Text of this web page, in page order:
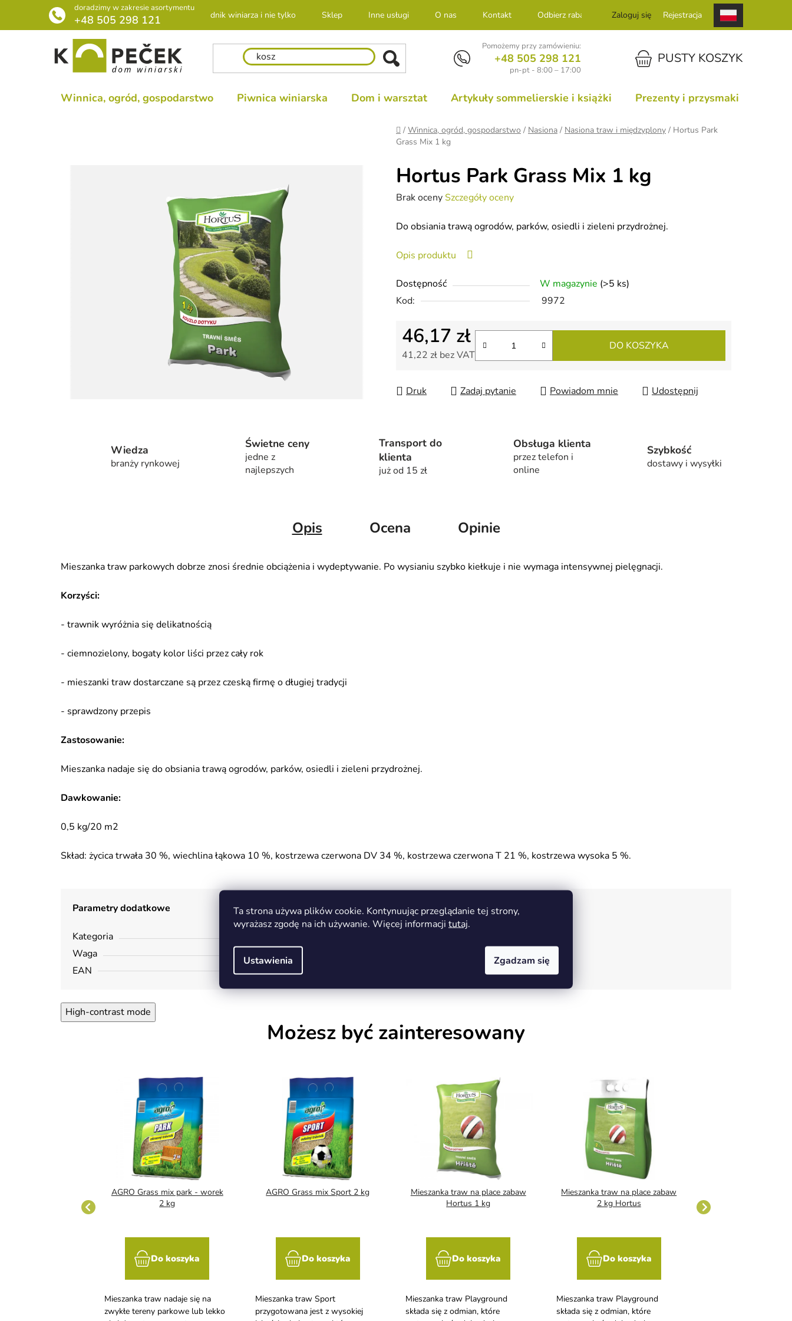
Ta strona używa plików cookie. Kontynuując przeglądanie tej strony,
wyrażasz zgodę na ich używanie. Więcej informacji tutaj.
Ustawienia Zgadzam się
treści
doradzimy w zakresie asortymentu
+48 505 298 121 Poradnik winiarza i nie tylko Sklep Inne usługi O nas Kontakt Odbierz rabat Zaloguj się Rejestracja
Pomożemy przy zamówieniu:
+48 505 298 121
pn-pt - 8:00 – 17:00
KOSZYKPUSTY KOSZYK
Winnica, ogród, gospodarstwo Piwnica winiarska Dom i warsztat Artykuły sommelierskie i książki Prezenty i przysmaki
Home
/ Winnica, ogród, gospodarstwo / Nasiona / Nasiona traw i międzyplony / Hortus Park
Grass Mix 1 kg
Hortus Park Grass Mix 1 kg
Średnia
produktu
0,0
na
gwiazdek.
Brak ocenySzczegóły oceny
Do obsiania trawą ogrodów, parków, osiedli i zieleni przydrożnej.
Opis produktu
Dostępność W magazynie (>5 ks)
Kod:
9972
46,17 zł
41,22 zł bez VAT
DO KOSZYKA
Druk Zadaj pytanie Powiadom mnie Udostępnij
Wiedza
branży rynkowej
Świetne ceny
jedne z
najlepszych
Transport do
klienta
już od 15 zł
Obsługa klienta
przez telefon i
online
Szybkość
dostawy i wysyłki
Opis Ocena Opinie
Mieszanka traw parkowych dobrze znosi średnie obciążenia i wydeptywanie. Po wysianiu szybko kiełkuje i nie wymaga intensywnej pielęgnacji.
Korzyści:
- trawnik wyróżnia się delikatnością
- ciemnozielony, bogaty kolor liści przez cały rok
- mieszanki traw dostarczane są przez czeską firmę o długiej tradycji
- sprawdzony przepis
Zastosowanie:
Mieszanka nadaje się do obsiania trawą ogrodów, parków, osiedli i zieleni przydrożnej.
Dawkowanie:
0,5 kg/20 m2
Skład: życica trwała 30 %, wiechlina łąkowa 10 %, kostrzewa czerwona DV 34 %, kostrzewa czerwona T 21 %, kostrzewa wysoka 5 %.
Parametry dodatkowe
Kategoria
Waga
EAN
High-contrast mode
Możesz być zainteresowany
AGRO Grass mix park - worek
2 kg
Do koszyka
Mieszanka traw nadaje się na
zwykłe tereny parkowe lub lekko
AGRO Grass mix Sport 2 kg
Do koszyka
Mieszanka traw Sport
przygotowana jest z wysokiej
Mieszanka traw na place zabaw
Hortus 1 kg
Do koszyka
Mieszanka traw Playground
składa się z odmian, które
Mieszanka traw na place zabaw
2 kg Hortus
Do koszyka
Mieszanka traw Playground
składa się z odmian, które